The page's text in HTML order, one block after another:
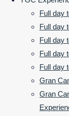
Full day
Full day
Full day
Full day
Full day
Gran
Gran
Wir waren auf
diesen tollen
Ausflugs-Tip